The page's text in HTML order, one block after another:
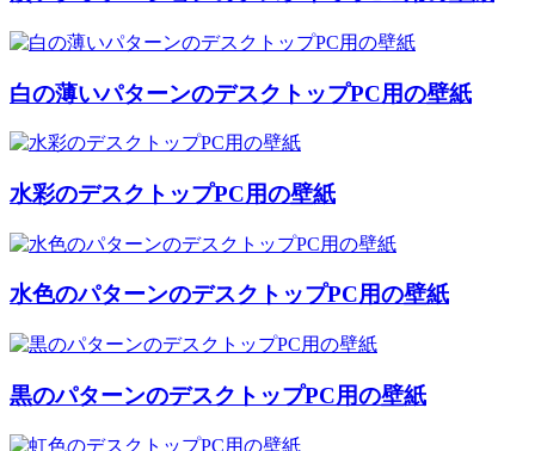
白の薄いパターンのデスクトップPC用の壁紙
水彩のデスクトップPC用の壁紙
水色のパターンのデスクトップPC用の壁紙
黒のパターンのデスクトップPC用の壁紙